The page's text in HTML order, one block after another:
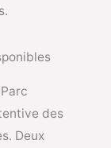
des
Deux